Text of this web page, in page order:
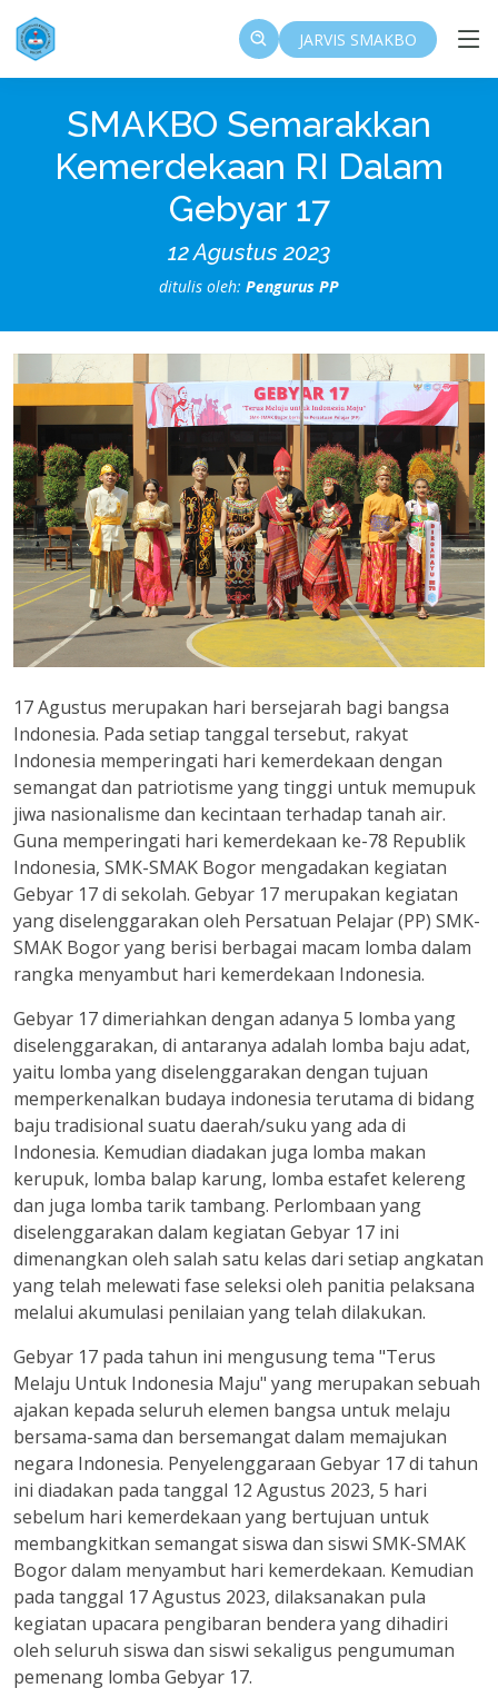
JARVIS SMAKBO
SMAKBO Semarakkan
Kemerdekaan RI Dalam
Gebyar 17
12 Agustus 2023
ditulis oleh: Pengurus PP
17 Agustus merupakan hari bersejarah bagi bangsa
Indonesia. Pada setiap tanggal tersebut, rakyat
Indonesia memperingati hari kemerdekaan dengan
semangat dan patriotisme yang tinggi untuk memupuk
jiwa nasionalisme dan kecintaan terhadap tanah air.
Guna memperingati hari kemerdekaan ke-78 Republik
Indonesia, SMK-SMAK Bogor mengadakan kegiatan
Gebyar 17 di sekolah. Gebyar 17 merupakan kegiatan
yang diselenggarakan oleh Persatuan Pelajar (PP) SMK-
SMAK Bogor yang berisi berbagai macam lomba dalam
rangka menyambut hari kemerdekaan Indonesia.
Gebyar 17 dimeriahkan dengan adanya 5 lomba yang
diselenggarakan, di antaranya adalah lomba baju adat,
yaitu lomba yang diselenggarakan dengan tujuan
memperkenalkan budaya indonesia terutama di bidang
baju tradisional suatu daerah/suku yang ada di
Indonesia. Kemudian diadakan juga lomba makan
kerupuk, lomba balap karung, lomba estafet kelereng
dan juga lomba tarik tambang. Perlombaan yang
diselenggarakan dalam kegiatan Gebyar 17 ini
dimenangkan oleh salah satu kelas dari setiap angkatan
yang telah melewati fase seleksi oleh panitia pelaksana
melalui akumulasi penilaian yang telah dilakukan.
Gebyar 17 pada tahun ini mengusung tema "Terus
Melaju Untuk Indonesia Maju" yang merupakan sebuah
ajakan kepada seluruh elemen bangsa untuk melaju
bersama-sama dan bersemangat dalam memajukan
negara Indonesia. Penyelenggaraan Gebyar 17 di tahun
ini diadakan pada tanggal 12 Agustus 2023, 5 hari
sebelum hari kemerdekaan yang bertujuan untuk
membangkitkan semangat siswa dan siswi SMK-SMAK
Bogor dalam menyambut hari kemerdekaan. Kemudian
pada tanggal 17 Agustus 2023, dilaksanakan pula
kegiatan upacara pengibaran bendera yang dihadiri
oleh seluruh siswa dan siswi sekaligus pengumuman
pemenang lomba Gebyar 17.